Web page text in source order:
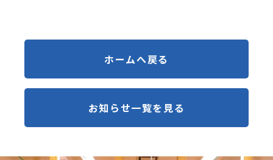
ホームへ戻る
お知らせ一覧を見る